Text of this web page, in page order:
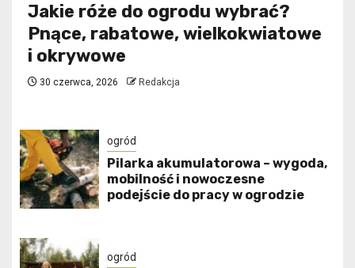
Jakie róże do ogrodu wybrać?
Pnące, rabatowe, wielkokwiatowe
i okrywowe
30 czerwca, 2026 Redakcja
ogród
Pilarka akumulatorowa – wygoda,
mobilność i nowoczesne
podejście do pracy w ogrodzie
ogród